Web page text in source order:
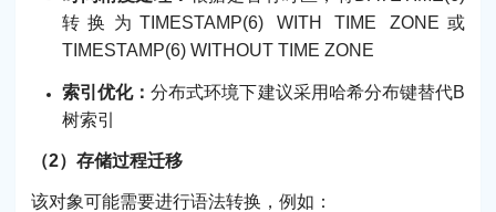
转换为TIMESTAMP(6) WITH TIME ZONE或
TIMESTAMP(6) WITHOUT TIME ZONE
索引优化：分布式环境下建议采用哈希分布键替代B
树索引
（2）存储过程迁移
该对象可能需要进行语法转换，例如：